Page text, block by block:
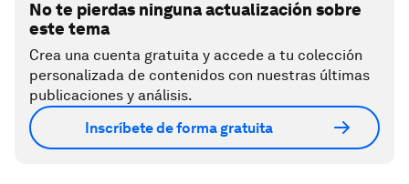
No te pierdas ninguna actualización sobre
este tema
Crea una cuenta gratuita y accede a tu colección
personalizada de contenidos con nuestras últimas
publicaciones y análisis.
Inscríbete de forma gratuita